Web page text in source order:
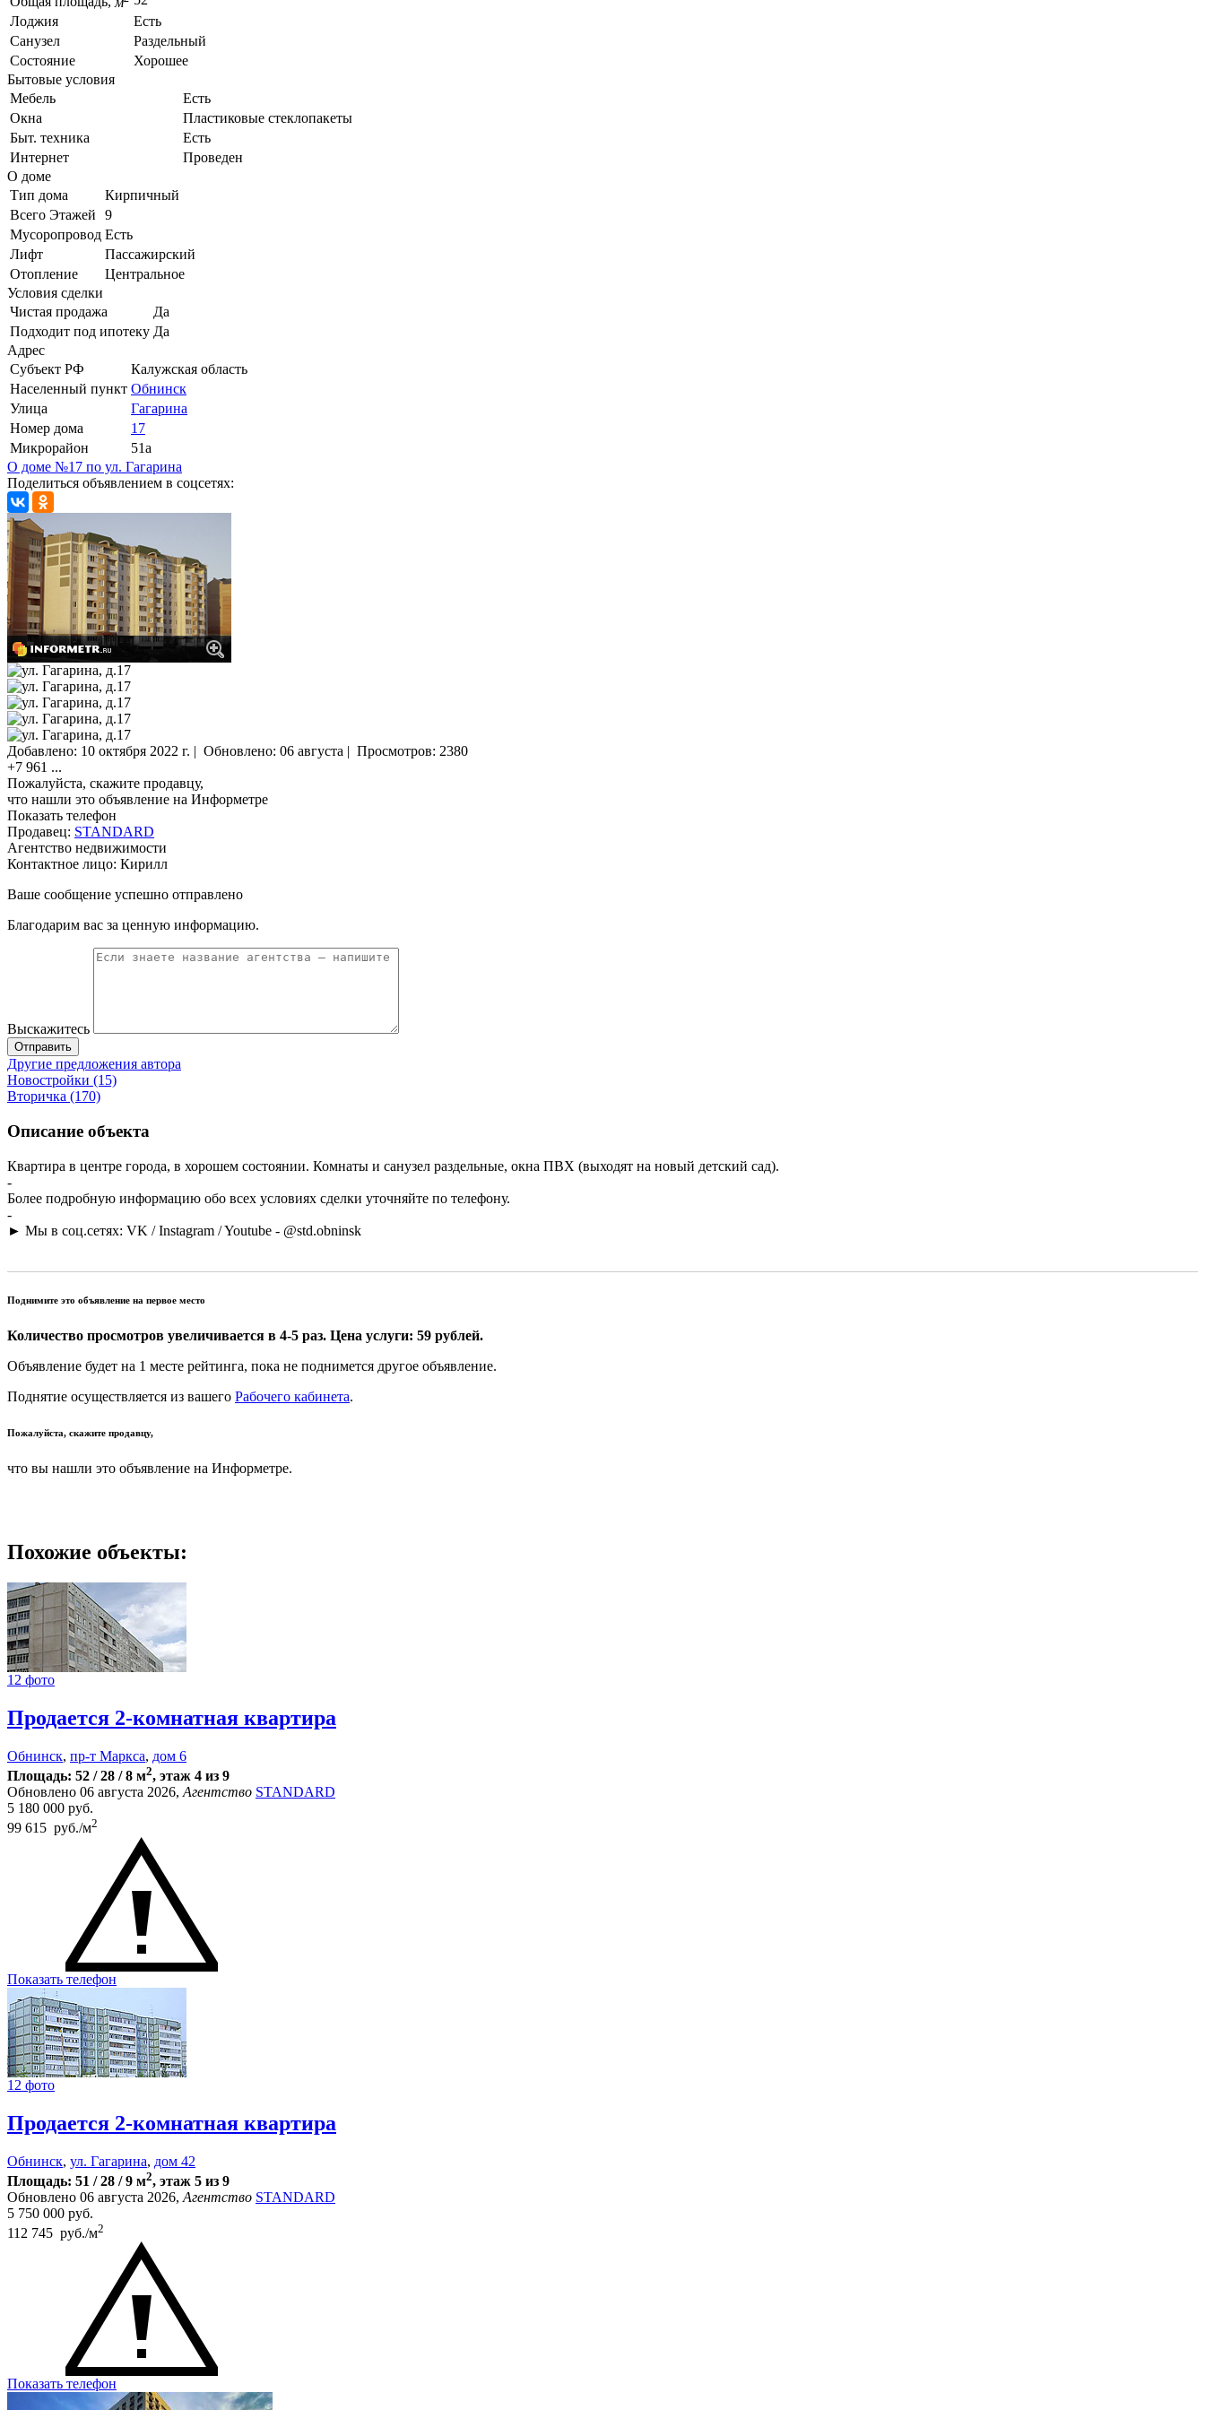
Лоджия
Есть
Санузел
Раздельный
Состояние
Хорошее
Бытовые условия
Мебель
Есть
Окна
Пластиковые стеклопакеты
Быт. техника
Есть
Интернет
Проведен
О доме
Тип дома
Кирпичный
Всего Этажей
9
Мусоропровод Есть
Лифт
Пассажирский
Отопление
Центральное
Условия сделки
Чистая продажа
Да
Подходит под ипотеку Да
Адрес
Субъект РФ
Калужская область
Населенный пункт Обнинск
Улица
Гагарина
Номер дома
17
Микрорайон
51а
О доме №17 по ул. Гагарина
Поделиться объявлением в соцсетях:
Добавлено: 10 октября 2022 г. | Обновлено: 06 августа | Просмотров: 2380
+7 961 ...
Пожалуйста, скажите продавцу,
что нашли это объявление на Информетре
Показать телефон
Продавец: STANDARD
Агентство недвижимости
Контактное лицо: Кирилл
Ваше сообщение успешно отправлено
Благодарим вас за ценную информацию.
Выскажитесь
Отправить
Другие предложения автора
Новостройки (15)
Вторичка (170)
Описание объекта
Квартира в центре города, в хорошем состоянии. Комнаты и санузел раздельные, окна ПВХ (выходят на новый детский сад).
-
Более подробную информацию обо всех условиях сделки уточняйте по телефону.
-
► Мы в соц.сетях: VK / Instagram / Youtube - @std.obninsk
Поднимите это объявление на первое место
Количество просмотров увеличивается в 4-5 раз. Цена услуги: 59 рублей.
Объявление будет на 1 месте рейтинга, пока не поднимется другое объявление.
Поднятие осуществляется из вашего Рабочего кабинета.
Пожалуйста, скажите продавцу,
что вы нашли это объявление на Информетре.
Похожие объекты:
12 фото
Продается 2-комнатная квартира
Обнинск, пр-т Маркса, дом 6
Площадь: 52 / 28 / 8 м2, этаж 4 из 9
Обновлено 06 августа 2026,Агентство STANDARD
5 180 000 руб.
99 615 руб./м2
Показать телефон
12 фото
Продается 2-комнатная квартира
Обнинск, ул. Гагарина, дом 42
Площадь: 51 / 28 / 9 м2, этаж 5 из 9
Обновлено 06 августа 2026, Агентство STANDARD
5 750 000 руб.
112 745 руб./м2
Показать телефон